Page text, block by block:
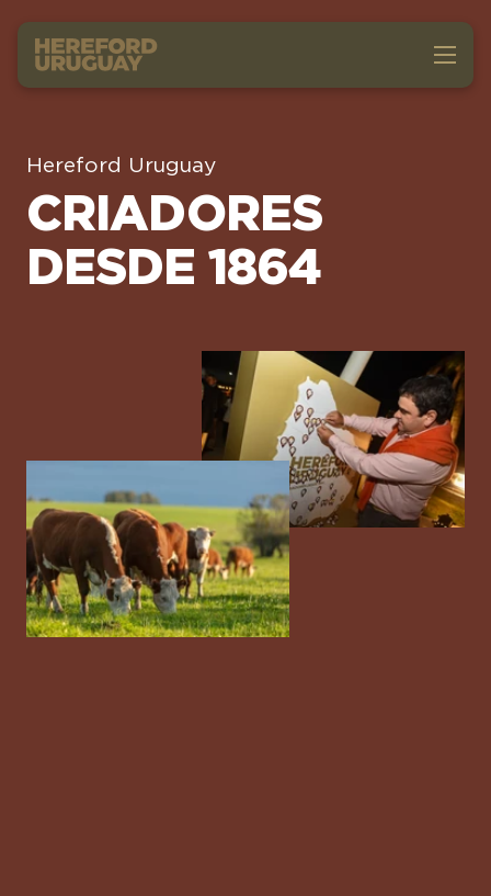
Hereford Uruguay
CRIADORES
DESDE 1864